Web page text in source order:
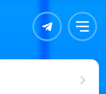
Контакты Меню